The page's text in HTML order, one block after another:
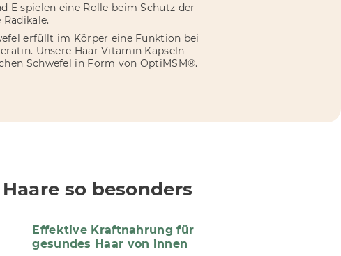
E spielen eine Rolle beim Schutz der
erfüllt im Körper eine Funktion bei
Unsere Haar Vitamin Kapseln
Schwefel in Form von OptiMSM®.
so besonders
Effektive Kraftnahrung für
gesundes Haar von innen